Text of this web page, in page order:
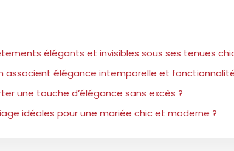
élégants et invisibles sous ses tenues
associent élégance intemporelle et
une touche d’élégance sans excès ?
idéales pour une mariée chic et moderne ?